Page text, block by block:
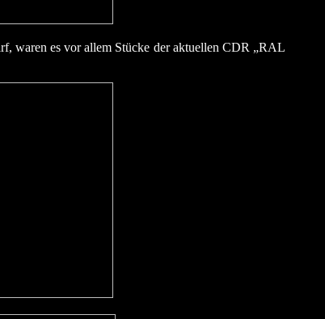
waren es vor allem Stücke der aktuellen CDR „RAL